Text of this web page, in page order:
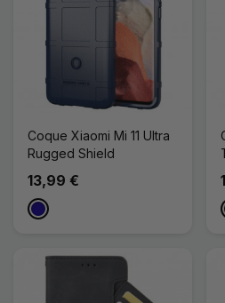
Coque Xiaomi Mi 11 Ultra
Rugged Shield
13,99 €
Bleu Foncé